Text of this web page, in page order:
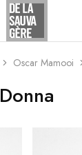
Oscar Mamooi
Donna